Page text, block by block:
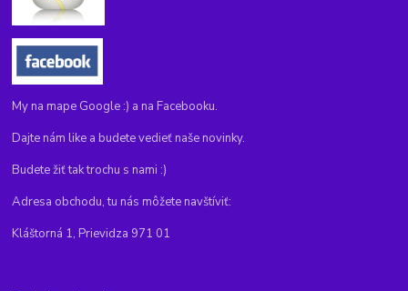
My na mape Google :) a na Facebooku.
Dajte nám like a budete vedieť naše novinky.
Budete žiť tak trochu s nami :)
Adresa obchodu, tu nás môžete navštíviť:
Kláštorná 1, Prievidza 971 01